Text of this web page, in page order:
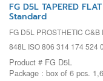
FG D5L TAPERED
Standard
FG D5L PROSTHETIC C&B
848L ISO 806 314 174 524
Product # FG D5L
Package : box of 6 pcs.